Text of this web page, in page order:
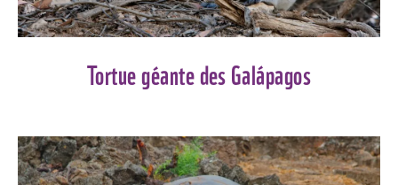
Tortue géante des Galápagos